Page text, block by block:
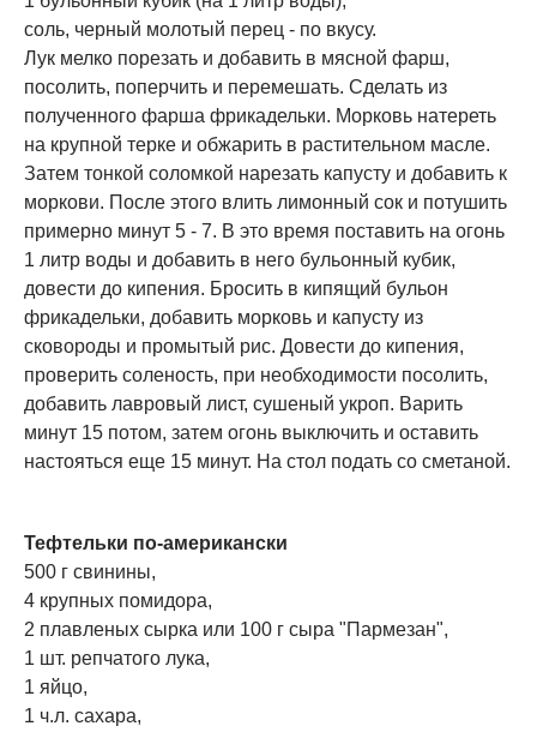
соль, черный молотый перец - по вкусу.
Лук мелко порезать и добавить в мясной фарш,
посолить, поперчить и перемешать. Сделать из
полученного фарша фрикадельки. Морковь натереть
на крупной терке и обжарить в растительном масле.
Затем тонкой соломкой нарезать капусту и добавить к
моркови. После этого влить лимонный сок и потушить
примерно минут 5 - 7. В это время поставить на огонь
1 литр воды и добавить в него бульонный кубик,
довести до кипения. Бросить в кипящий бульон
фрикадельки, добавить морковь и капусту из
сковороды и промытый рис. Довести до кипения,
проверить соленость, при необходимости посолить,
добавить лавровый лист, сушеный укроп. Варить
минут 15 потом, затем огонь выключить и оставить
настояться еще 15 минут. На стол подать со сметаной.
Тефтельки по-американски
500 г свинины,
4 крупных помидора,
2 плавленых сырка или 100 г сыра "Пармезан",
1 шт. репчатого лука,
1 яйцо,
1 ч.л. сахара,